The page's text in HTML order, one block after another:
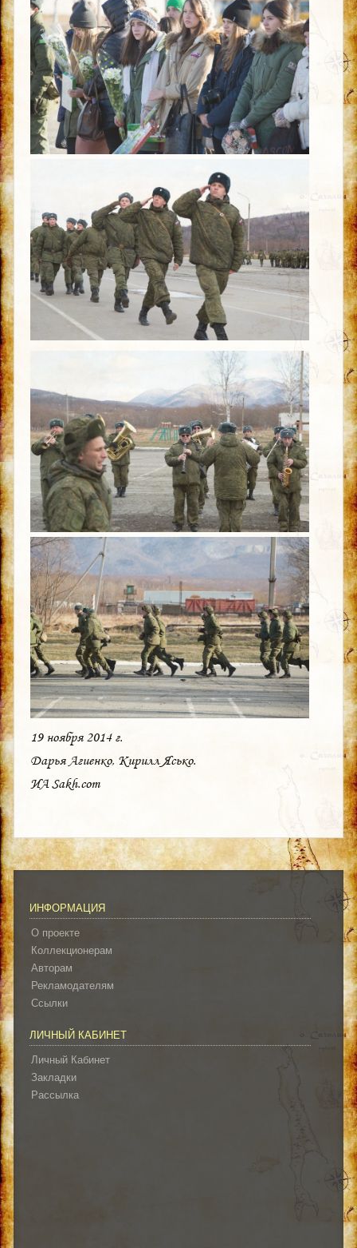
19 ноября 2014 г.
Дарья Агиенко, Кирилл Ясько.
ИА Sakh.com
ИНФОРМАЦИЯ
О проекте
Коллекционерам
Авторам
Рекламодателям
Ссылки
ЛИЧНЫЙ КАБИНЕТ
Личный Кабинет
Закладки
Рассылка